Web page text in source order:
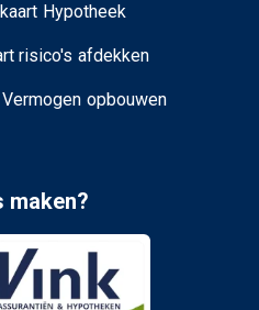
Hypotheek
risico's afdekken
opbouwen
maken?